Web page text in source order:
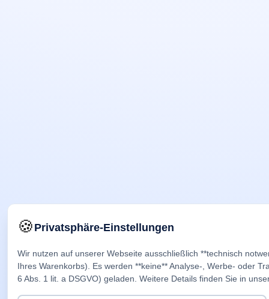
🍪Privatsphäre-Einstellungen
Wir nutzen auf unserer Webseite ausschließlich **technisch
Ihres Warenkorbs). Es werden **keine** Analyse-, Werbe- oder
6 Abs. 1 lit. a DSGVO) geladen. Weitere Details finden Sie in